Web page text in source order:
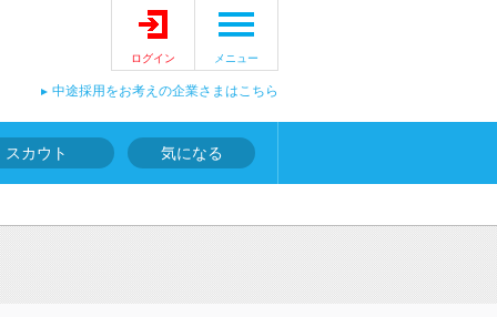
ログイン メニュー
中途採用をお考えの企業さまはこちら
スカウト 気になる